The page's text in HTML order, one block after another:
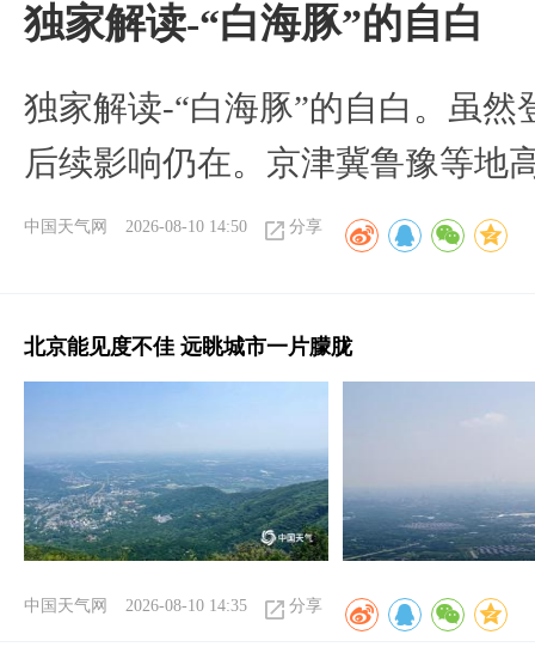
​独家解读-“白海豚”的自白
独家解读-“白海豚”的自白。虽然
后续影响仍在。京津冀鲁豫等地
中国天气网 2026-08-10 14:50 分享
北京能见度不佳 远眺城市一片朦胧
中国天气网 2026-08-10 14:35 分享